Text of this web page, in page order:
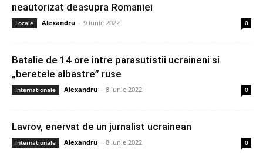
neautorizat deasupra Romaniei
Locale Alexandru - 9 iunie 2022 0
Batalie de 14 ore intre parasutistii ucraineni si
„beretele albastre” ruse
Internationale Alexandru - 8 iunie 2022 0
Lavrov, enervat de un jurnalist ucrainean
Internationale Alexandru - 8 iunie 2022 0